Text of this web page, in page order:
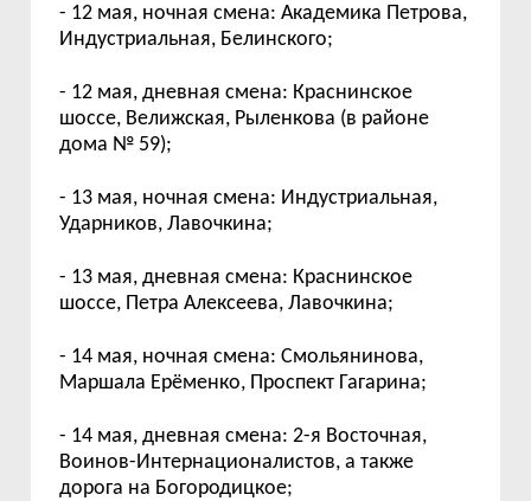
- 12 мая, ночная смена: Академика Петрова,
Индустриальная, Белинского;
- 12 мая, дневная смена: Краснинское
шоссе, Велижская, Рыленкова (в районе
дома № 59);
- 13 мая, ночная смена: Индустриальная,
Ударников, Лавочкина;
- 13 мая, дневная смена: Краснинское
шоссе, Петра Алексеева, Лавочкина;
- 14 мая, ночная смена: Смольянинова,
Маршала Ерёменко, Проспект Гагарина;
- 14 мая, дневная смена: 2-я Восточная,
Воинов-Интернационалистов, а также
дорога на Богородицкое;